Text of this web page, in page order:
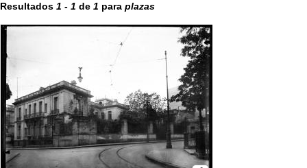
Resultados 1 - 1 de 1 para plazas